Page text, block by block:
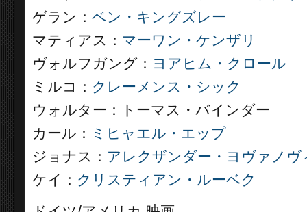
ゲラン： ベン・キングズレー
マティアス： マーワン・ケンザリ
ヴォルフガング： ヨアヒム・クロール
ミルコ： クレーメンス・シック
ウォルター：トーマス・バインダー
カール： ミヒャエル・エップ
ジョナス： アレクザンダー・ヨヴァノヴ
ケイ： クリスティアン・ルーベク